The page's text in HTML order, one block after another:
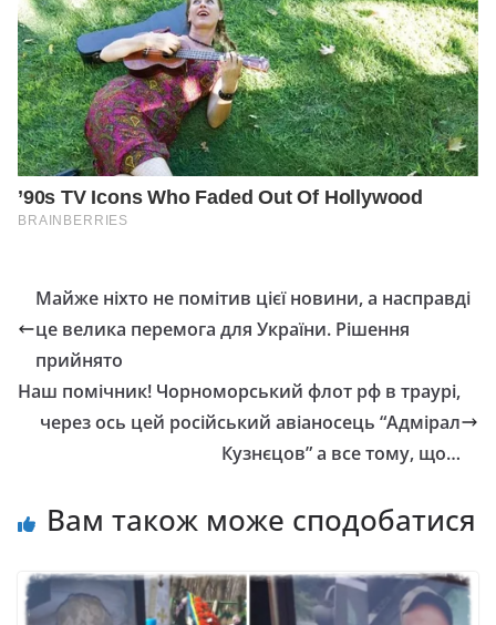
Майже ніхто не помітив цієї новини, а насправді
це велика перемога для України. Рішення
прийнято
Наш помічник! Чорноморський флот рф в трaурі,
через ось цей російський авіаносець “Адмірал
Кузнєцов” а все тому, що…
Вам також може сподобатися